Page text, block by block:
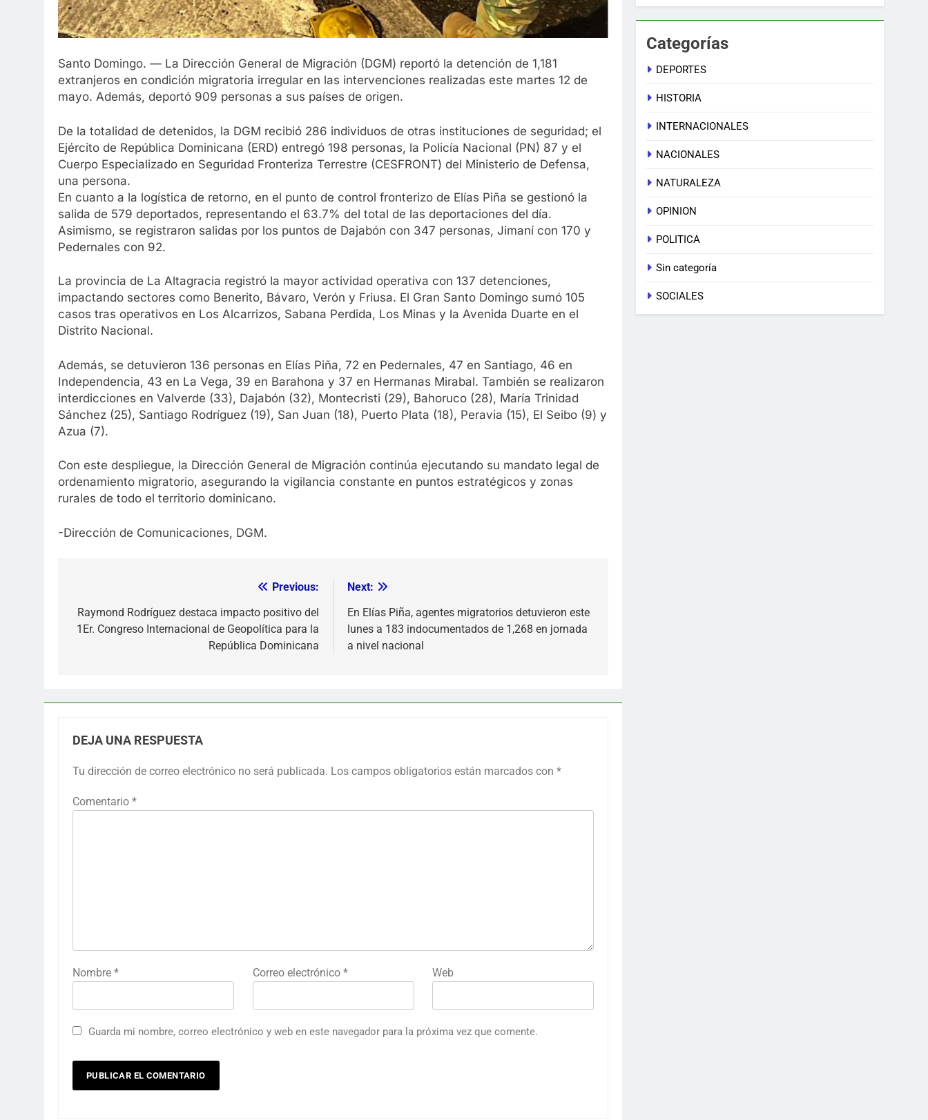
Santo Domingo. — La Dirección General de Migración (DGM) reportó la detención de 1,181
extranjeros en condición migratoria irregular en las intervenciones realizadas este martes 12 de
mayo. Además, deportó 909 personas a sus países de origen.
De la totalidad de detenidos, la DGM recibió 286 individuos de otras instituciones de seguridad; el
Ejército de República Dominicana (ERD) entregó 198 personas, la Policía Nacional (PN) 87 y el
Cuerpo Especializado en Seguridad Fronteriza Terrestre (CESFRONT) del Ministerio de Defensa,
una persona.
En cuanto a la logística de retorno, en el punto de control fronterizo de Elías Piña se gestionó la
salida de 579 deportados, representando el 63.7% del total de las deportaciones del día.
Asimismo, se registraron salidas por los puntos de Dajabón con 347 personas, Jimaní con 170 y
Pedernales con 92.
La provincia de La Altagracia registró la mayor actividad operativa con 137 detenciones,
impactando sectores como Benerito, Bávaro, Verón y Friusa. El Gran Santo Domingo sumó 105
casos tras operativos en Los Alcarrizos, Sabana Perdida, Los Minas y la Avenida Duarte en el
Distrito Nacional.
Además, se detuvieron 136 personas en Elías Piña, 72 en Pedernales, 47 en Santiago, 46 en
Independencia, 43 en La Vega, 39 en Barahona y 37 en Hermanas Mirabal. También se realizaron
interdicciones en Valverde (33), Dajabón (32), Montecristi (29), Bahoruco (28), María Trinidad
Sánchez (25), Santiago Rodríguez (19), San Juan (18), Puerto Plata (18), Peravia (15), El Seibo (9) y
Azua (7).
Con este despliegue, la Dirección General de Migración continúa ejecutando su mandato legal de
ordenamiento migratorio, asegurando la vigilancia constante en puntos estratégicos y zonas
rurales de todo el territorio dominicano.
-Dirección de Comunicaciones, DGM.
de
entradas
Previous:
Raymond Rodríguez destaca impacto positivo del
1Er. Congreso Internacional de Geopolítica para la
República Dominicana
Next:
En Elías Piña, agentes migratorios detuvieron este
lunes a 183 indocumentados de 1,268 en jornada
a nivel nacional
DEJA UNA RESPUESTA
Tu dirección de correo electrónico no será publicada. Los campos obligatorios están marcados con *
Comentario *
Nombre * Correo electrónico * Web
Guarda mi nombre, correo electrónico y web en este navegador para la próxima vez que comente.
Categorías
DEPORTES
HISTORIA
INTERNACIONALES
NACIONALES
NATURALEZA
OPINION
POLITICA
Sin categoría
SOCIALES